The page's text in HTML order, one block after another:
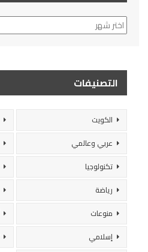
الأرشيف
التصنيفات
الكويت
عربي وعالمي
تكنولوجيا
رياضة
منوعات
إسلامي